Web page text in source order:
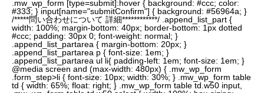
.mw_wp_form [type=submit]:hover { background: #ccc; color:
#333; } input[name="submitConfirm"] { background: #56964a; }
/*****問い合わせについて 詳細************/ .append_list_part {
width: 100%; margin-bottom: 40px; border-bottom: 1px dotted
#ccc; padding: 30px 0; font-weight: normal; }
.append_list_partarea { margin-bottom: 20px; }
.append_list_partarea p { font-size: 1em; }
.append_list_partarea ul li{ padding-left: 1em; font-size: 1em; }
@media screen and (max-width: 480px) { .mw_wp_form
.form_step>li { font-size: 10px; width: 30%; } .mw_wp_form table
td { width: 65%; float: right; } .mw_wp_form table td.w50 input,